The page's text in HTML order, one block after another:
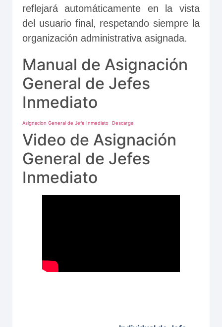
reflejará automáticamente en la vista
del usuario final, respetando siempre la
organización administrativa asignada.
Manual de Asignación
General de Jefes
Inmediato
Asignacion General de Jefe Inmediato Descarga
Video de Asignación
General de Jefes
Inmediato